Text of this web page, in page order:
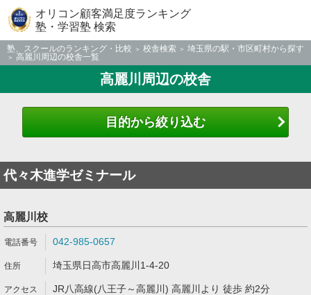
オリコン顧客満足度ランキング
塾・学習塾 検索
塾、スクールのランキング・比較 校舎検索
埼玉県の駅・市区町村から探す
高麗川周辺の校舎一覧
高麗川周辺の校舎
目的から絞り込む
代々木進学ゼミナール
高麗川校
042-985-0657
埼玉県日高市高麗川1-4-20
JR八高線(八王子～高麗川) 高麗川より 徒歩 約2分